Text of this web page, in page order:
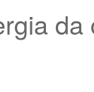
da